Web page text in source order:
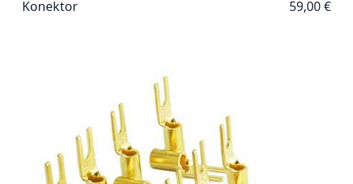
Konektor
59,00 €